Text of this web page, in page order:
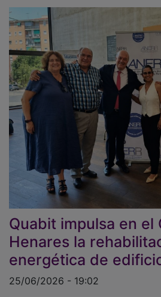
Quabit impulsa en
Henares la
energética de
25/06/2026 - 19:02